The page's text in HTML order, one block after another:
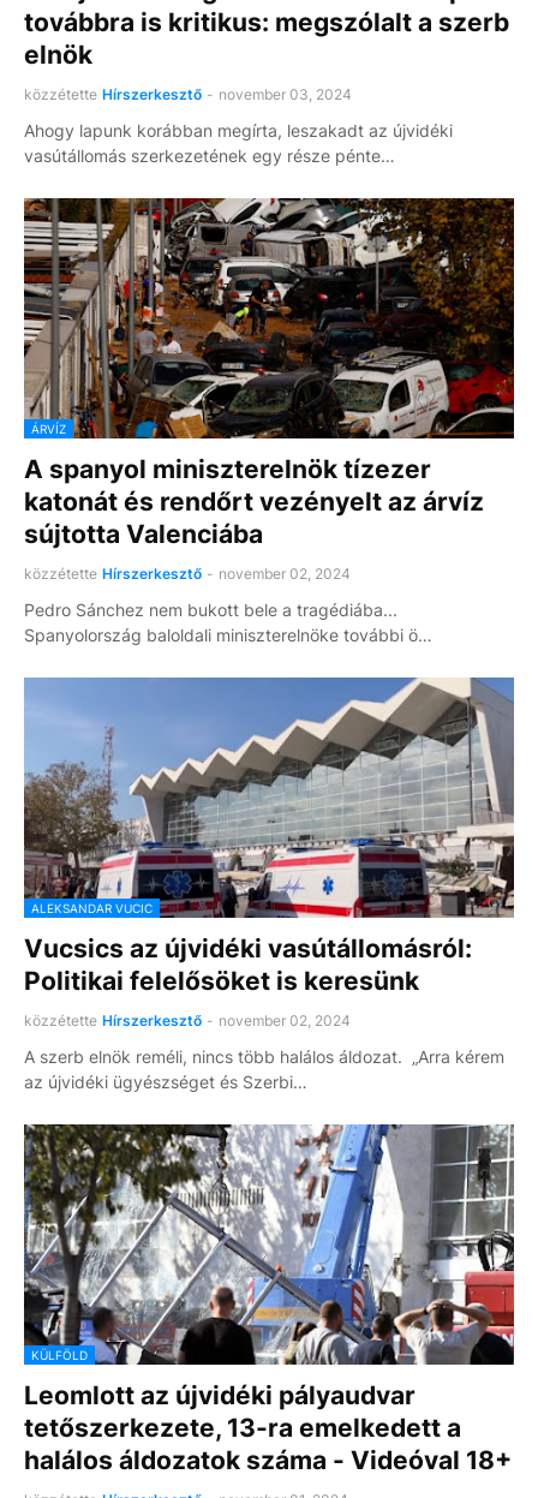
továbbra is kritikus: megszólalt a szerb
elnök
közzétette Hírszerkesztő - november 03, 2024
Ahogy lapunk korábban megírta, leszakadt az újvidéki
vasútállomás szerkezetének egy része pénte…
ÁRVÍZ
A spanyol miniszterelnök tízezer
katonát és rendőrt vezényelt az árvíz
sújtotta Valenciába
közzétette Hírszerkesztő - november 02, 2024
Pedro Sánchez nem bukott bele a tragédiába...
Spanyolország baloldali miniszterelnöke további ö…
ALEKSANDAR VUCIC
Vucsics az újvidéki vasútállomásról:
Politikai felelősöket is keresünk
közzétette Hírszerkesztő - november 02, 2024
A szerb elnök reméli, nincs több halálos áldozat. „Arra kérem
az újvidéki ügyészséget és Szerbi…
KÜLFÖLD
Leomlott az újvidéki pályaudvar
tetőszerkezete, 13-ra emelkedett a
halálos áldozatok száma - Videóval 18+